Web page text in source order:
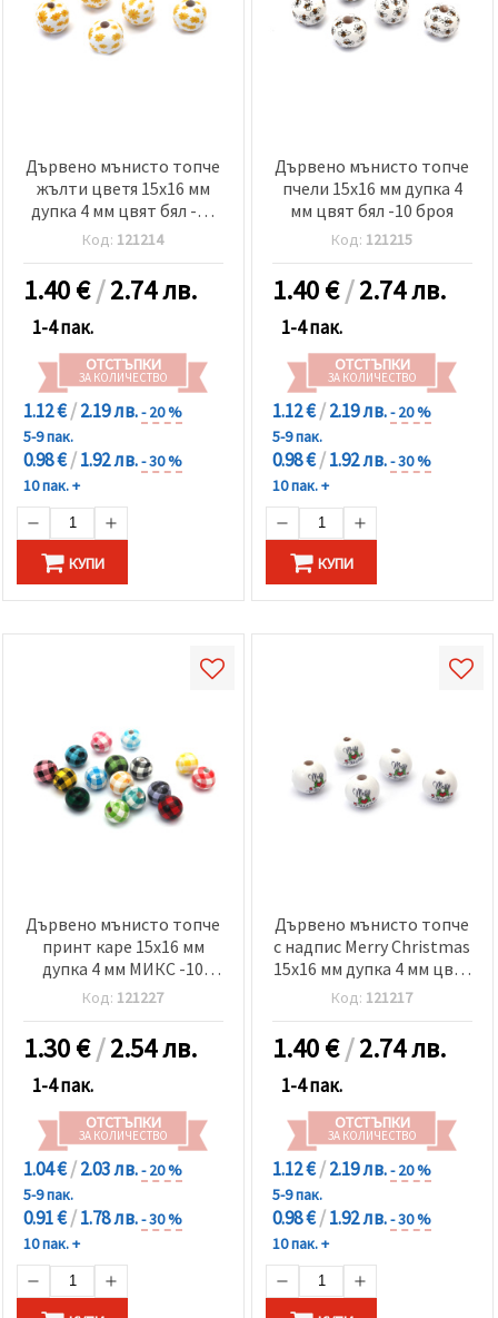
Дървено мънисто топче
жълти цветя 15x16 мм
дупка 4 мм цвят бял -10
броя
Код: 121214
1.40€/2.74 лв.
1-4 пак.
ОТСТЪПКИ
ЗА КОЛИЧЕСТВО
1.12 €/2.19 лв.- 20 %
5-9 пак.
0.98 €/1.92 лв.- 30 %
10 пак. +
КУПИ
Дървено мънисто топче
пчели 15x16 мм дупка 4
мм цвят бял -10 броя
Код: 121215
1.40€/2.74 лв.
1-4 пак.
ОТСТЪПКИ
ЗА КОЛИЧЕСТВО
1.12 €/2.19 лв.- 20 %
5-9 пак.
0.98 €/1.92 лв.- 30 %
10 пак. +
КУПИ
Дървено мънисто топче
принт каре 15x16 мм
дупка 4 мм МИКС -10
броя
Код: 121227
1.30€/2.54 лв.
1-4 пак.
ОТСТЪПКИ
ЗА КОЛИЧЕСТВО
1.04 €/2.03 лв.- 20 %
5-9 пак.
0.91 €/1.78 лв.- 30 %
10 пак. +
Дървено мънисто топче
с надпис Merry Christmas
15x16 мм дупка 4 мм цвят
бял -10 броя
Код: 121217
1.40€/2.74 лв.
1-4 пак.
ОТСТЪПКИ
ЗА КОЛИЧЕСТВО
1.12 €/2.19 лв.- 20 %
5-9 пак.
0.98 €/1.92 лв.- 30 %
10 пак. +